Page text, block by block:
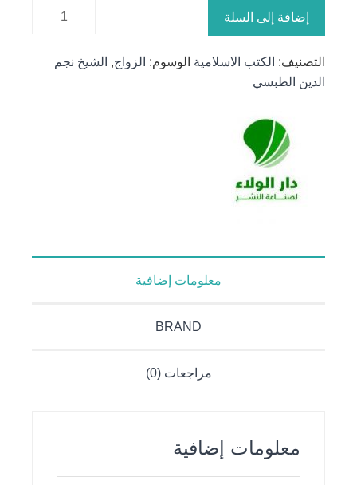
عند
إضافة إلى السلة
التصنيف: الكتب الاسلامية الوسوم: الزواج, الشيخ نجم
الدين الطبسي
معلومات إضافية
BRAND
مراجعات (0)
معلومات إضافية